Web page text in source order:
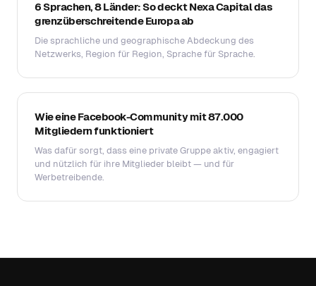
6 Sprachen, 8 Länder: So deckt Nexa Capital das
grenzüberschreitende Europa ab
Die sprachliche und geographische Abdeckung des
Netzwerks, Region für Region, Sprache für Sprache.
Wie eine Facebook-Community mit 87.000
Mitgliedern funktioniert
Was dafür sorgt, dass eine private Gruppe aktiv, engagiert
und nützlich für ihre Mitglieder bleibt — und für
Werbetreibende.